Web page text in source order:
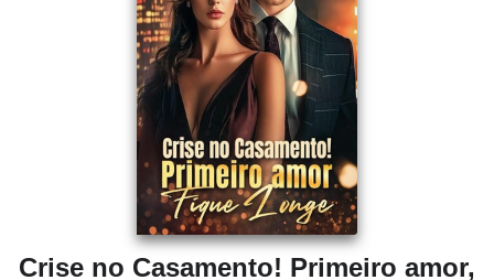
Crise no Casamento! Primeiro amor,